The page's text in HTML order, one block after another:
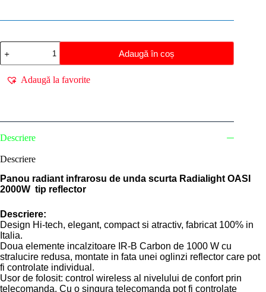
Cantitate
Panou
radiant
Radialight
OASI
Adaugă în coș
Adaugă la favorite
Descriere
Descriere
Panou radiant infrarosu de unda scurta Radialight OASI
2000W tip reflector
Descriere:
Design Hi-tech, elegant, compact si atractiv, fabricat 100% in
Italia.
Doua elemente incalzitoare IR-B Carbon de 1000 W cu
stralucire redusa, montate in fata unei oglinzi reflector care pot
fi controlate individual.
Usor de folosit: control wireless al nivelului de confort prin
telecomanda. Cu o singura telecomanda pot fi controlate